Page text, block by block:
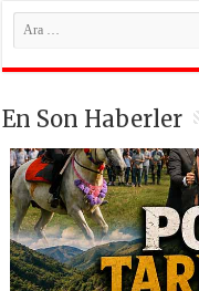
En Son Haberler